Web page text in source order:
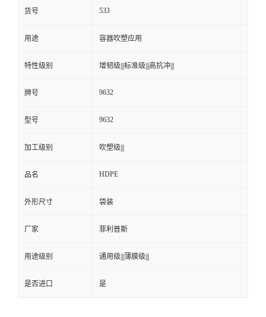
货号 533
用途 容器吹塑应用
特性级别 增韧级|||标准级|||高抗冲|||
牌号 9632
型号 9632
加工级别 吹塑级|||
品名 HDPE
外形尺寸 袋装
厂家 菲利普斯
用途级别 通用级|||薄膜级|||
是否进口 是